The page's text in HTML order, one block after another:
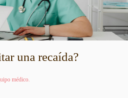
una recaída?
médico.